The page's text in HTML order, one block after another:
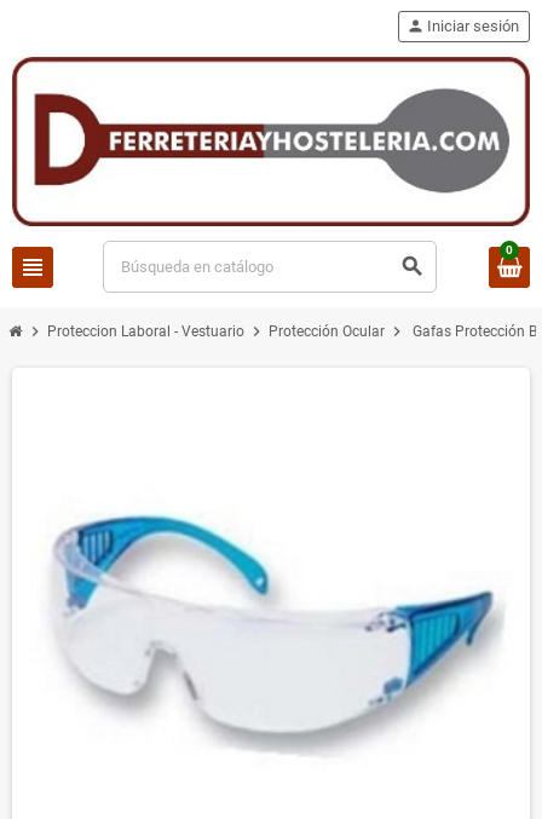
view_headline search
person Iniciar sesión
0
chevron_right Proteccion Laboral - Vestuario chevron_right Protección Ocular chevron_right Gafas Protección